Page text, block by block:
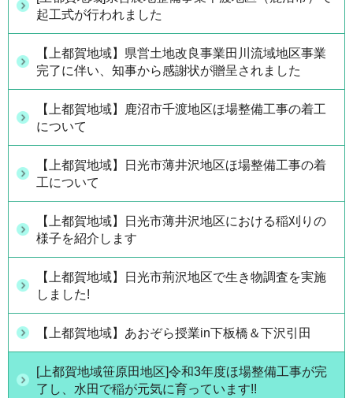
起工式が行われました
【上都賀地域】県営土地改良事業田川流域地区事業
完了に伴い、知事から感謝状が贈呈されました
【上都賀地域】鹿沼市千渡地区ほ場整備工事の着工
について
【上都賀地域】日光市薄井沢地区ほ場整備工事の着
工について
【上都賀地域】日光市薄井沢地区における稲刈りの
様子を紹介します
【上都賀地域】日光市荊沢地区で生き物調査を実施
しました!
【上都賀地域】あおぞら授業in下板橋＆下沢引田
[上都賀地域笹原田地区]令和3年度ほ場整備工事が完
了し、水田で稲が元気に育っています!!